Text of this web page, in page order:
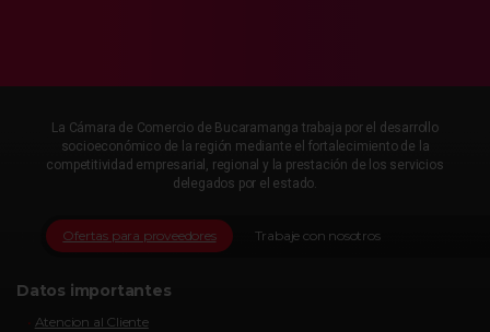
La Cámara de Comercio de Bucaramanga trabaja por el desarrollo
socioeconómico de la región mediante el fortalecimiento de la
competitividad empresarial, regional y la prestación de los servicios
delegados por el estado.
Trabaje con nosotros
Ofertas para proveedores
Datos importantes
Atencion al Cliente